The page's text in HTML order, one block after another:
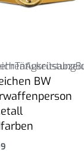
Ausrüstung
BW